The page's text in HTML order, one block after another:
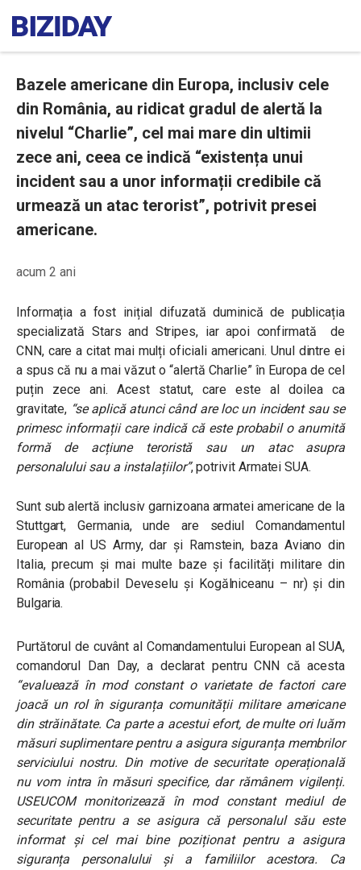
Bazele americane din Europa, inclusiv cele
din România, au ridicat gradul de alertă la
nivelul “Charlie”, cel mai mare din ultimii
zece ani, ceea ce indică “existența unui
incident sau a unor informații credibile că
urmează un atac terorist”, potrivit presei
americane.
acum 2 ani
Informația a fost inițial difuzată duminică de publicația
specializată Stars and Stripes, iar apoi confirmată de
CNN, care a citat mai mulți oficiali americani. Unul dintre ei
a spus că nu a mai văzut o “alertă Charlie” în Europa de cel
puțin zece ani. Acest statut, care este al doilea ca
gravitate, “se aplică atunci când are loc un incident sau se
primesc informații care indică că este probabil o anumită
formă de acțiune teroristă sau un atac asupra
personalului sau a instalațiilor”, potrivit Armatei SUA.
Sunt sub alertă inclusiv garnizoana armatei americane de la
Stuttgart, Germania, unde are sediul Comandamentul
European al US Army, dar și Ramstein, baza Aviano din
Italia, precum și mai multe baze și facilități militare din
România (probabil Deveselu și Kogălniceanu – nr) și din
Bulgaria.
Purtătorul de cuvânt al Comandamentului European al SUA,
comandorul Dan Day, a declarat pentru CNN că acesta
“evaluează în mod constant o varietate de factori care
joacă un rol în siguranța comunității militare americane
din străinătate. Ca parte a acestui efort, de multe ori luăm
măsuri suplimentare pentru a asigura siguranța membrilor
serviciului nostru. Din motive de securitate operațională
nu vom intra în măsuri specifice, dar rămânem vigilenți.
USEUCOM monitorizează în mod constant mediul de
securitate pentru a se asigura că personalul său este
informat și cel mai bine poziționat pentru a asigura
siguranța personalului și a familiilor acestora. Ca